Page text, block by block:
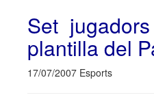
Set
plantilla del
17/07/2007 Esports